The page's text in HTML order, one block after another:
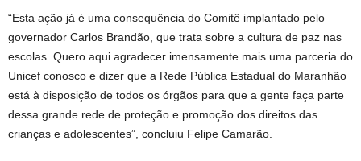
“Esta ação já é uma consequência do Comitê implantado pelo
governador Carlos Brandão, que trata sobre a cultura de paz nas
escolas. Quero aqui agradecer imensamente mais uma parceria do
Unicef conosco e dizer que a Rede Pública Estadual do Maranhão
está à disposição de todos os órgãos para que a gente faça parte
dessa grande rede de proteção e promoção dos direitos das
crianças e adolescentes”, concluiu Felipe Camarão.